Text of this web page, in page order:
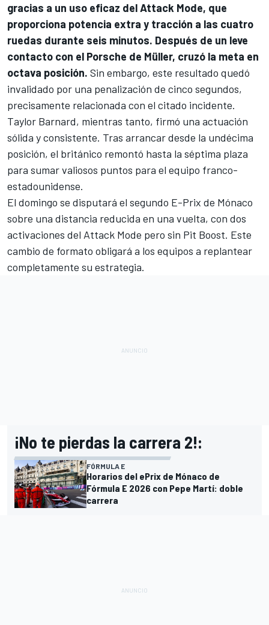
gracias a un uso eficaz del Attack Mode, que
proporciona potencia extra y tracción a las cuatro
ruedas durante seis minutos. Después de un leve
contacto con el Porsche de Müller, cruzó la meta en
octava posición. Sin embargo, este resultado quedó
invalidado por una penalización de cinco segundos,
precisamente relacionada con el citado incidente.
Taylor Barnard, mientras tanto, firmó una actuación
sólida y consistente. Tras arrancar desde la undécima
posición, el británico remontó hasta la séptima plaza
para sumar valiosos puntos para el equipo franco-
estadounidense.
El domingo se disputará el segundo E-Prix de Mónaco
sobre una distancia reducida en una vuelta, con dos
activaciones del Attack Mode pero sin Pit Boost. Este
cambio de formato obligará a los equipos a replantear
completamente su estrategia.
¡No te pierdas la carrera 2!:
FÓRMULA E
Horarios del ePrix de Mónaco de
Fórmula E 2026 con Pepe Martí: doble
carrera